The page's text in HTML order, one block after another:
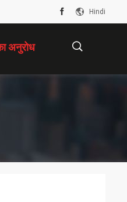
Hindi
अनुरोध